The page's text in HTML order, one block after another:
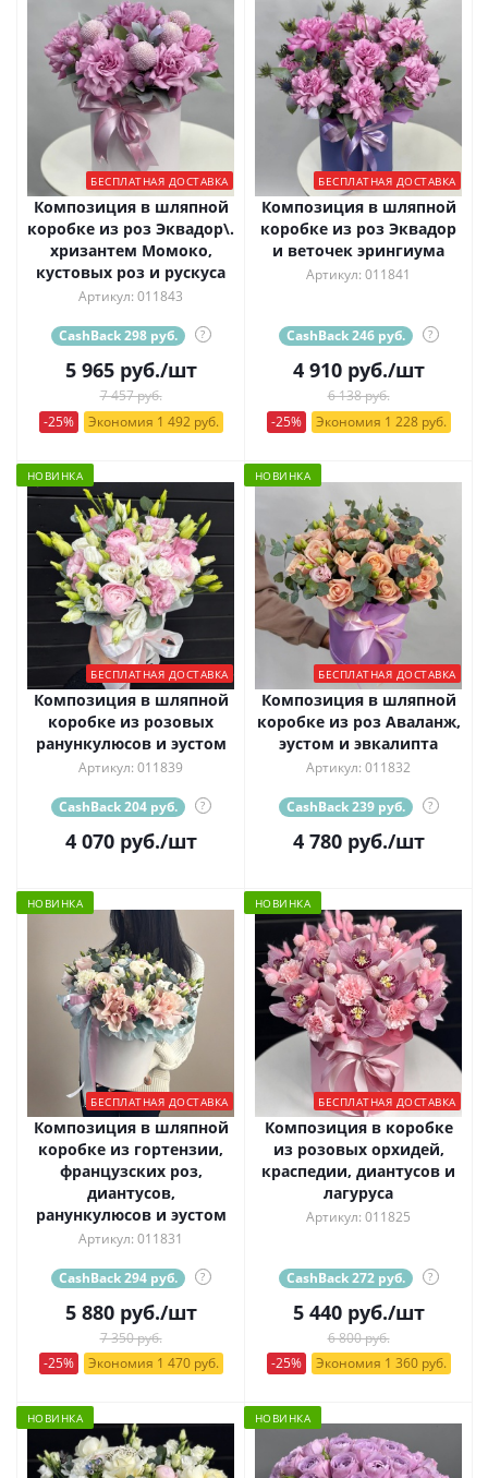
БЕСПЛАТНАЯ ДОСТАВКА
Композиция в шляпной
коробке из роз Эквадор\.
хризантем Момоко,
кустовых роз и рускуса
Артикул: 011843
CashBack 298 руб. ?
5 965руб./шт
7 457 руб.
-25%
Экономия 1 492 руб.
БЕСПЛАТНАЯ ДОСТАВКА
Композиция в шляпной
коробке из роз Эквадор
и веточек эрингиума
Артикул: 011841
CashBack 246 руб. ?
4 910руб./шт
6 138 руб.
-25%
Экономия 1 228 руб.
НОВИНКА
БЕСПЛАТНАЯ ДОСТАВКА
Композиция в шляпной
коробке из розовых
ранункулюсов и эустом
Артикул: 011839
CashBack 204 руб. ?
4 070руб./шт
НОВИНКА
БЕСПЛАТНАЯ ДОСТАВКА
Композиция в шляпной
коробке из роз Аваланж,
эустом и эвкалипта
Артикул: 011832
CashBack 239 руб. ?
4 780руб./шт
НОВИНКА
БЕСПЛАТНАЯ ДОСТАВКА
Композиция в шляпной
коробке из гортензии,
французских роз,
диантусов,
ранункулюсов и эустом
Артикул: 011831
CashBack 294 руб. ?
5 880руб./шт
7 350 руб.
-25%
Экономия 1 470 руб.
НОВИНКА
БЕСПЛАТНАЯ ДОСТАВКА
Композиция в коробке
из розовых орхидей,
краспедии, диантусов и
лагуруса
Артикул: 011825
CashBack 272 руб. ?
5 440руб./шт
6 800 руб.
-25%
Экономия 1 360 руб.
НОВИНКА НОВИНКА